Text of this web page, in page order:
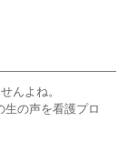
んよね。
の声を看護プロ